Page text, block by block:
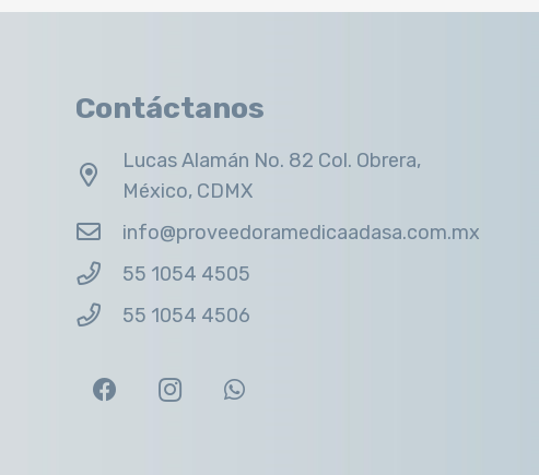
Contáctanos
Lucas Alamán No. 82 Col. Obrera,
México, CDMX
info@proveedoramedicaadasa.com.mx
55 1054 4505
55 1054 4506